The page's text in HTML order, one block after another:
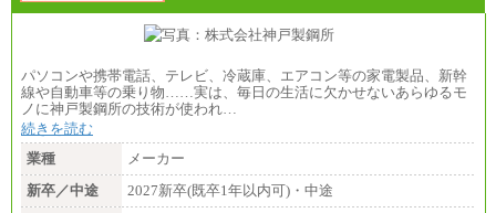
パソコンや携帯電話、テレビ、冷蔵庫、エアコン等の家電製品、新幹
線や自動車等の乗り物……実は、毎日の生活に欠かせないあらゆるモ
ノに神戸製鋼所の技術が使われ…
続きを読む
業種
メーカー
新卒／中途
2027新卒(既卒1年以内可)・中途